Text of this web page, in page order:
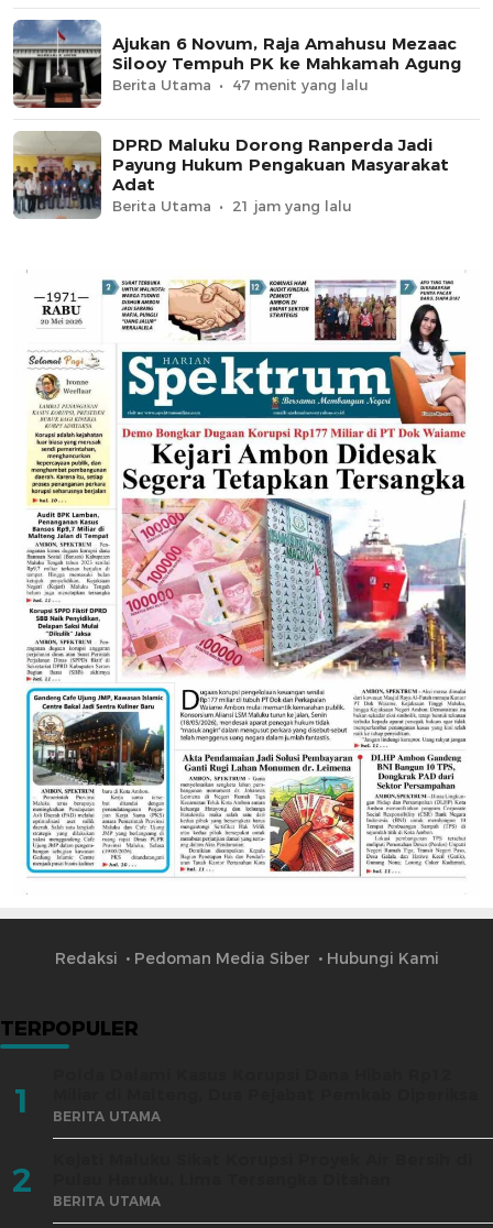
Ajukan 6 Novum, Raja Amahusu Mezaac
Silooy Tempuh PK ke Mahkamah Agung
Berita Utama 47 menit yang lalu
DPRD Maluku Dorong Ranperda Jadi
Payung Hukum Pengakuan Masyarakat
Adat
Berita Utama 21 jam yang lalu
Redaksi Pedoman Media Siber Hubungi Kami
TERPOPULER
1 BERITA UTAMA
2 BERITA UTAMA